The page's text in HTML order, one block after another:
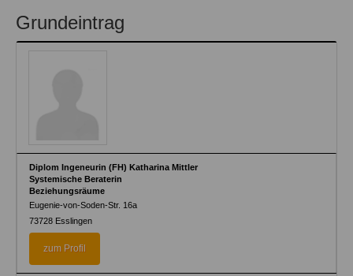
Grundeintrag
Diplom Ingeneurin (FH) Katharina Mittler
Systemische Beraterin
Beziehungsräume
Eugenie-von-Soden-Str. 16a
73728 Esslingen
zum Profil